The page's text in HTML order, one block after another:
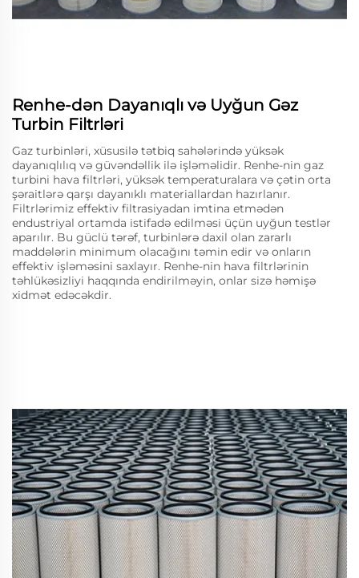
Renhe-dən Dayanıqlı və Uyğun Gəz
Turbin Filtrləri
Gaz turbinləri, xüsusilə tətbiq sahələrində yüksək
dayanıqlılıq və güvəndəllik ilə işləməlidir. Renhe-nin gaz
turbini hava filtrləri, yüksək temperaturalara və çətin orta
şəraitlərə qarşı dayanıklı materiallardan hazırlanır.
Filtrlərimiz effektiv filtrasiyadan imtina etmədən
endustriyal ortamda istifadə edilməsi üçün uyğun testlər
aparılır. Bu güclü tərəf, turbinlərə daxil olan zararlı
maddələrin minimum olacağını təmin edir və onların
effektiv işləməsini saxlayır. Renhe-nin hava filtrlərinin
təhlükəsizliyi haqqında endirilməyin, onlar sizə həmişə
xidmət edəcəkdir.